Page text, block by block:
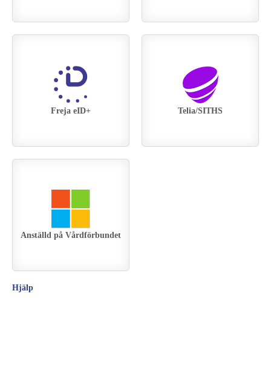
Telia/SITHS
Anställd på Vårdförbundet
Freja eID+
Hjälp